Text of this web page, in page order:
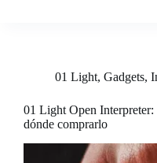
01 Light, Gadgets,
01 Light Open
dónde comprarlo